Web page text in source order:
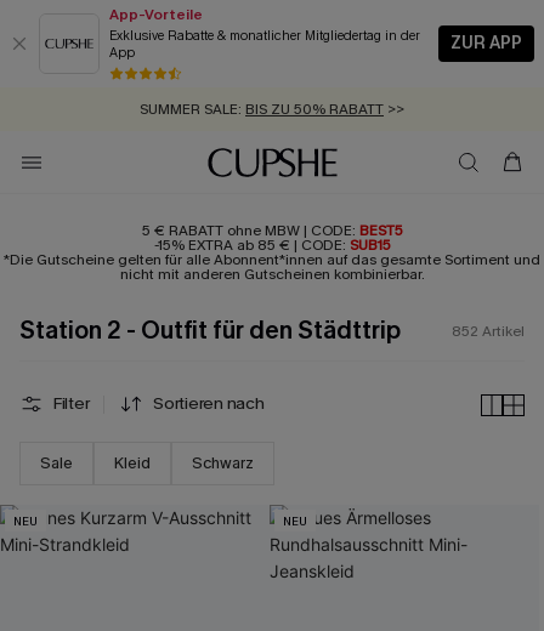
App-Vorteile
Exklusive Rabatte & monatlicher Mitgliedertag in der
App
ZUR APP
GRATIS MASSBAND MIT JEDEM SCHNELLVERSAND-ARTIKEL >>
SUMMER SALE:
ZUM NEWSLETTER:BIS ZU -20% EXTRA ERHALTEN
KOSTENLOSER VERSAND AB 89 €
5 € RABATT ohne MBW | CODE: BEST5
-15% EXTRA ab 85 € | CODE: SUB15
*Die Gutscheine gelten für alle Abonnent*innen auf das gesamte Sortiment und
nicht mit anderen Gutscheinen kombinierbar.
Station 2 - Outfit für den Städttrip 852 Artikel
Filter Sortieren nach
Sale Kleid Schwarz
NEU NEU